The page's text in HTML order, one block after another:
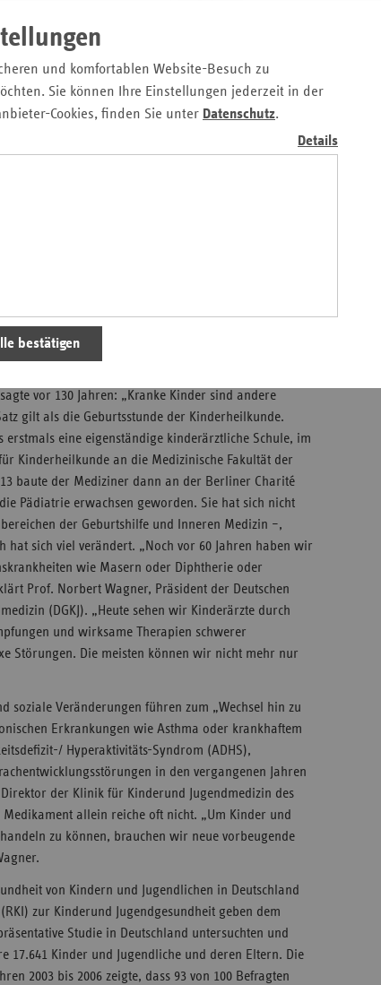
und komfortablen Website-Besuch zu
Sie können Ihre Einstellungen jederzeit in der
Cookies, finden Sie unter Datenschutz.
Details
bestätigen
Sachsen
Sachsen-
Schleswig-
Anforderungen – und reagieren mit
Störungen. Um sie zu behandeln, brauchen
vor 130 Jahren: „Kranke Kinder sind andere
gilt als die Geburtsstunde der Kinderheilkunde.
erstmals eine eigenständige kinderärztliche Schule, im
Kinderheilkunde an die Medizinische Fakultät der
baute der Mediziner dann an der Berliner Charité
Pädiatrie erwachsen geworden. Sie hat sich nicht
der Geburtshilfe und Inneren Medizin –,
hat sich viel verändert. „Noch vor 60 Jahren haben wir
wie Masern oder Diphtherie oder
Prof. Norbert Wagner, Präsident der Deutschen
(DGKJ). „Heute sehen wir Kinderärzte durch
und wirksame Therapien schwerer
Störungen. Die meisten können wir nicht mehr nur
soziale Veränderungen führen zum „Wechsel hin zu
Erkrankungen wie Asthma oder krankhaftem
Hyperaktivitäts-Syndrom (ADHS),
in den vergangenen Jahren
der Klinik für Kinderund Jugendmedizin des
allein reiche oft nicht. „Um Kinder und
zu können, brauchen wir neue vorbeugende
von Kindern und Jugendlichen in Deutschland
zur Kinderund Jugendgesundheit geben dem
Studie in Deutschland untersuchten und
17.641 Kinder und Jugendliche und deren Eltern. Die
2003 bis 2006 zeigte, dass 93 von 100 Befragten